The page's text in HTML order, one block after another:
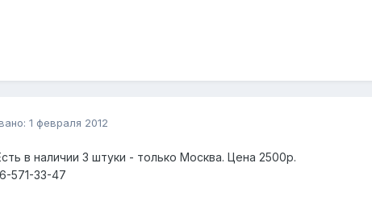
1 февраля 2012
в наличии 3 штуки - только Москва. Цена 2500р.
571-33-47